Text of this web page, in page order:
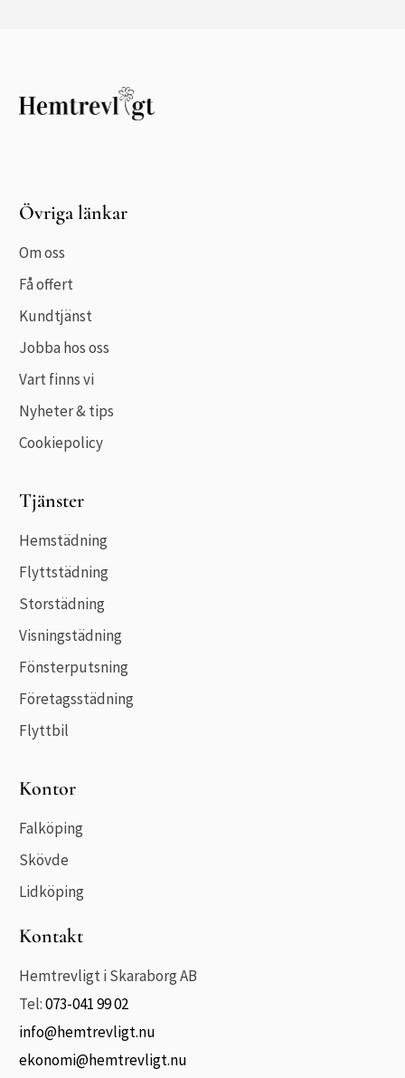
Övriga länkar
Om oss
Få offert
Kundtjänst
Jobba hos oss
Vart finns vi
Nyheter & tips
Cookiepolicy
Tjänster
Hemstädning
Flyttstädning
Storstädning
Visningstädning
Fönsterputsning
Företagsstädning
Flyttbil
Kontor
Falköping
Skövde
Lidköping
Kontakt
Hemtrevligt i Skaraborg AB
Tel:073-041 99 02
info@hemtrevligt.nu
ekonomi@hemtrevligt.nu